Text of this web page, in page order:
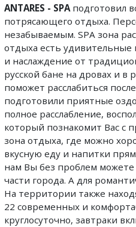
ANTARES - SPAподготовил
потрясающего отдыха.
незабываемым. SPA зона
отдыха есть удивительные
и наслаждение от
русской бане на дровах и в
поможет расслабиться
подготовили приятные
полное расслабление,
который познакомит Вас с
зона отдыха, где можно
вкусную еду и напитки
нам Вы без проблем можете
части города. А для
На территории также
22 современных и
круглосуточно, завтраки